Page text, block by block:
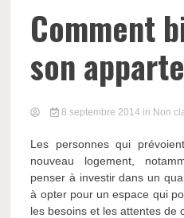
Comment
son
8 septembre 2014 in Non
Les personnes qui
nouveau logement,
penser à investir dans un
à opter pour un espace qui
les besoins et les attentes de